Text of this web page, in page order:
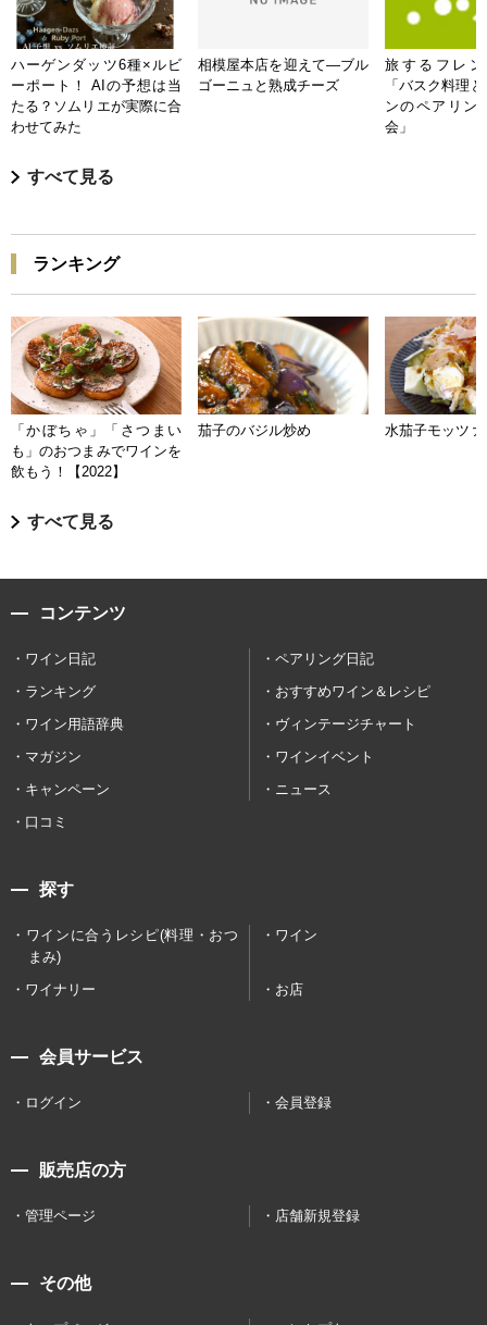
ハーゲンダッツ6種×ルビ
ーポート！ AIの予想は当
たる？ソムリエが実際に合
わせてみた
相模屋本店を迎えて―ブル
ゴーニュと熟成チーズ
旅するフレン
「バスク料理
ンのペアリン
会」
すべて見る
ランキング
「かぼちゃ」「さつまい
も」のおつまみでワインを
飲もう！【2022】
茄子のバジル炒め 水茄子モッツァ
すべて見る
コンテンツ
ワイン日記
ペアリング日記
ランキング
おすすめワイン＆レシピ
ワイン用語辞典
ヴィンテージチャート
マガジン
ワインイベント
キャンペーン
ニュース
口コミ
探す
ワインに合うレシピ(料理・おつ
まみ)
ワイン
ワイナリー お店
会員サービス
ログイン 会員登録
販売店の方
管理ページ 店舗新規登録
その他